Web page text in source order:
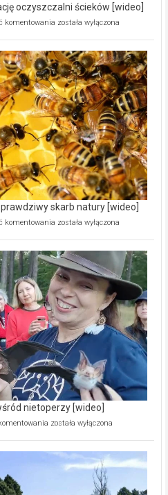
oczyszczalni ścieków [wideo]
komentowania Ekologiczne
Wręczyca
Wielka
z
dofinansowaniem
ponad
15,6
mln
na
modernizację
oczyszczalni
ścieków
[wideo]
została wyłączona
skarb natury [wideo]
komentowania Ekologiczne
–
prawdziwy
skarb
natury
[wideo]
została wyłączona
nietoperzy [wideo]
Ekologiczne
kamerą
wśród
została wyłączona